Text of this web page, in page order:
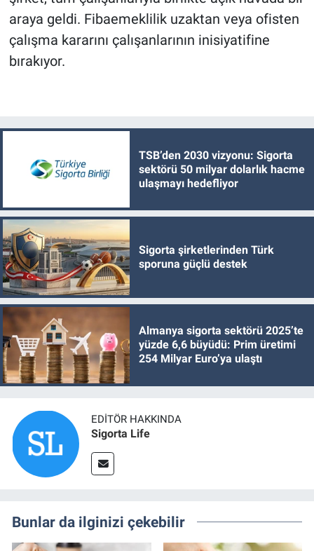
araya geldi. Fibaemeklilik uzaktan veya ofisten
çalışma kararını çalışanlarının inisiyatifine
bırakıyor.
TSB’den 2030 vizyonu: Sigorta
sektörü 50 milyar dolarlık hacme
ulaşmayı hedefliyor
Sigorta şirketlerinden Türk
sporuna güçlü destek
Almanya sigorta sektörü 2025’te
yüzde 6,6 büyüdü: Prim üretimi
254 Milyar Euro’ya ulaştı
EDITÖR HAKKINDA
Sigorta Life
Bunlar da ilginizi çekebilir